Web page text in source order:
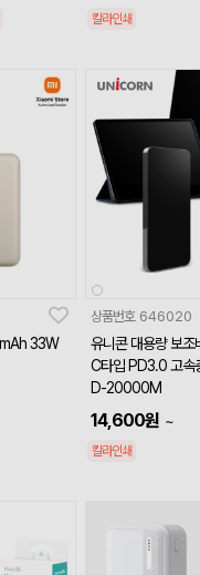
칼라인쇄
33W
상품번호 646020
유니콘 대용량 보
C타입 PD3.0 고속
D-20000M
14,600원 ~
칼라인쇄